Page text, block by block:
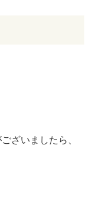
ざいましたら、